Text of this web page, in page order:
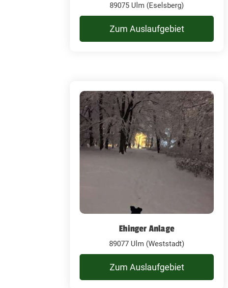
89075 Ulm (Eselsberg)
Zum Auslaufgebiet
Ehinger Anlage
89077 Ulm (Weststadt)
Zum Auslaufgebiet